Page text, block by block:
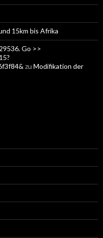
15km bis Afrika
Go >>
zu Modifikation der